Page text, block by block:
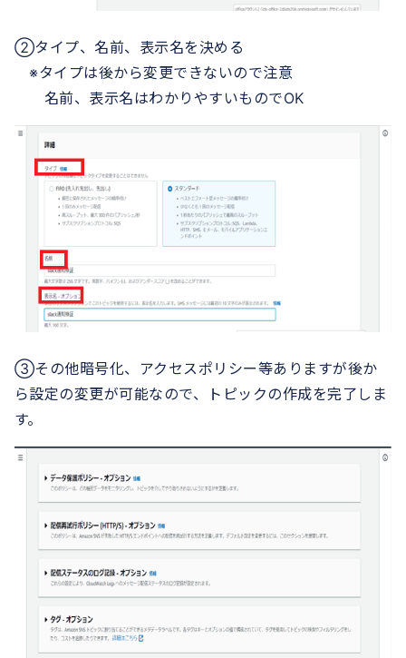
②タイプ、名前、表示名を決める
※タイプは後から変更できないので注意
名前、表示名はわかりやすいものでOK
③その他暗号化、アクセスポリシー等ありますが後か
ら設定の変更が可能なので、トピックの作成を完了しま
す。